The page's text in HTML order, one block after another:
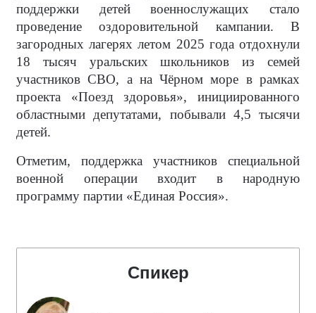
поддержки детей военнослужащих стало
проведение оздоровительной кампании. В
загородных лагерях летом 2025 года отдохнули
18 тысяч уральских школьников из семей
участников СВО, а на Чёрном море в рамках
проекта «Поезд здоровья», инициированного
областными депутатами, побывали 4,5 тысячи
детей.
Отметим, поддержка участников специальной
военной операции входит в народную
программу партии «Единая Россия».
Спикер